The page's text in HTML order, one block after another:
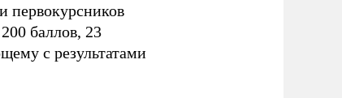
первокурсников
баллов, 23
с результатами